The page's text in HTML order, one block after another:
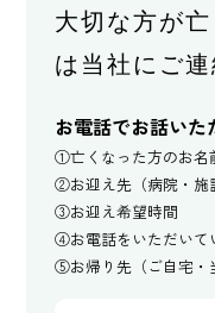
大切な方が
は当社にご連
お電話でお話いた
①亡くなった方のお名
②お迎え先（病院・施
③お迎え希望時間
④お電話をいただいて
⑤お帰り先（ご自宅・